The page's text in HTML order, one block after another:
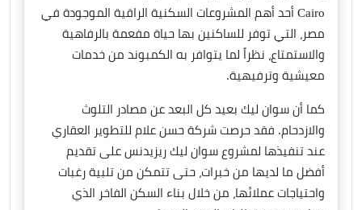
Cairo أحد أهم المشروعات السكنية الراقية الموجودة في
مصر، التي توفر للساكنين بها حياة مفعمة بالرفاهية
والاستمتاع، نظراً لما يتوافر به الكمبوند من خدمات
معيشية وترفيهية.
كما أن سوان ليك بعيد كل البعد عن مصادر التلوث
والازدحام. فقد حرصت شركة حسن علام للتطوير العقاري
عند تنفيذها لمشروع سوان ليك ريزيدنس على تقديم
أفضل ما لديها من خبرات، حتى تتمكن من تلبية رغبات
واحتياجات عملائها، من خلال بناء السكن الفاخر الذي